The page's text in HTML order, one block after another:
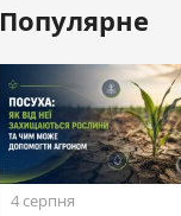
Популярне
4 серпня